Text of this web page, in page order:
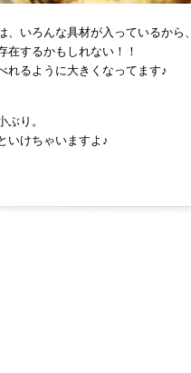
いろんな具材が入っているから、
在するかもしれない！！
れるように大きくなってます♪
ぶり。
いけちゃいますよ♪